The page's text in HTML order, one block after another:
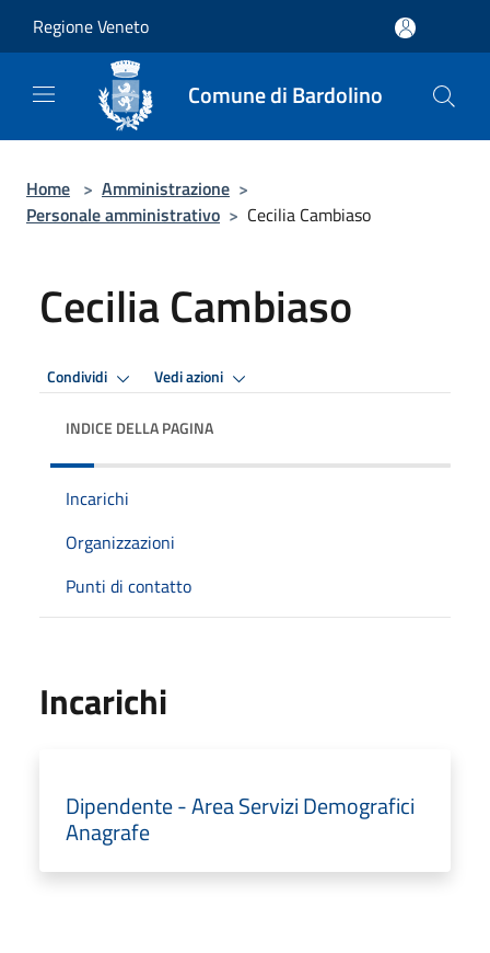
Regione Veneto
Comune di Bardolino
Home > Amministrazione >
Personale amministrativo > Cecilia Cambiaso
Cecilia Cambiaso
Condividi Vedi azioni
INDICE DELLA PAGINA
Incarichi
Organizzazioni
Punti di contatto
Incarichi
Dipendente - Area Servizi Demografici
Anagrafe